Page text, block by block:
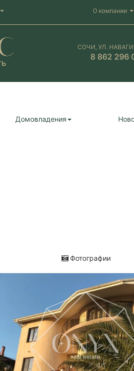
О компании
СОЧИ, УЛ.
8 862 296
Домовладения
Фотографии